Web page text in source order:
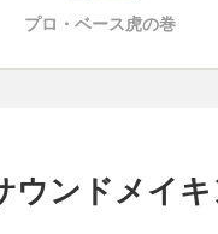
プロ・ベース虎の巻
ウンドメイ